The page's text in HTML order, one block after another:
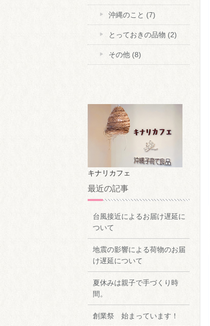
沖縄のこと (7)
とっておきの品物 (2)
その他 (8)
キナリカフェ
最近の記事
台風接近によるお届け遅延に
ついて
地震の影響による荷物のお届
け遅延について
夏休みは親子で手づくり時
間。
創業祭 始まっています！